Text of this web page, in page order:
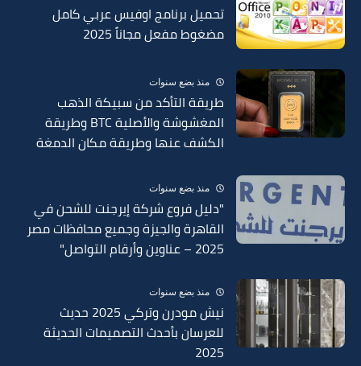
تحميل برنامج اوفيس عربي كامل
مضغوط مفعل مجاناً 2025
منذ بضع سنوات
طريقة التأكد من سبيكة الذهب
المغشوشة والأصلية BTC وطريقة
الكشف عنها وطريقة مكان الدمغة
منذ بضع سنوات
"دليل فروع شركة إيرجنت للشحن في
القاهرة والجيزة وجميع محافظات مصر
2025 – عناوين وأرقام التواصل"
منذ بضع سنوات
نيش مودرن وتركي 2025 حديث
للعرسان بأحدث التصميمات الحديثة
2025